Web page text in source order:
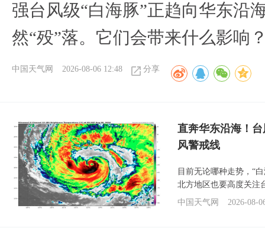
强台风级“白海豚”正趋向华东沿
然“殁”落。它们会带来什么影响
中国天气网 2026-08-06 12:48 分享
直奔华东沿海！
风警戒线
目前无论哪种走势，“
北方地区也要高度关注
中国天气网
2026-08-